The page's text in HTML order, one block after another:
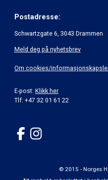
Postadresse:
Schwartzgate 6, 3043 Drammen
Meld deg på nyhetsbrev
Om cookies/
E-post: Klikk her
Tlf: +47 32 01 61 22
© 2015 - Norges